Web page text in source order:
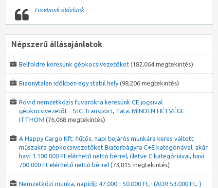
Facebook oldalunk
Népszerű állásajánlatok
Belföldre keresünk gépkocsivezetőket (182,064 megtekintés)
Bizonytalan időkben egy stabil hely (98,206 megtekintés)
Rövid nemzetközis fuvarokra keresünk CE jogsival
gépkocsivezetőt - SLC Transport, Tata. MINDEN HÉTVÉGE
ITTHON! (76,068 megtekintés)
A Happy Cargo Kft. hűtős, napi bejárós munkára keres váltott
műszakra gépkocsivezetőket Biatorbágyra C+E kategóriával, akár
havi 1.100.000 Ft elérhető nettó bérrel, illetve C kategóriával, havi
700.000 Ft elérhető nettó bérrel (73,815 megtekintés)
Nemzetközi munka, napidíj: 47.000 - 50.000 Ft,- (ADR 53.000 Ft,-)